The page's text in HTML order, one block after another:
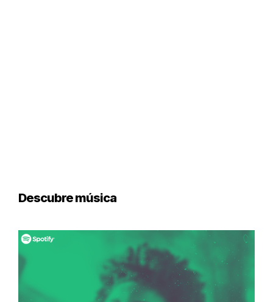
Descubre música